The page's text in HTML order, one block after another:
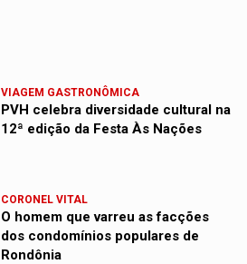
VIAGEM GASTRONÔMICA
PVH celebra diversidade cultural na
12ª edição da Festa Às Nações
CORONEL VITAL
O homem que varreu as facções
dos condomínios populares de
Rondônia